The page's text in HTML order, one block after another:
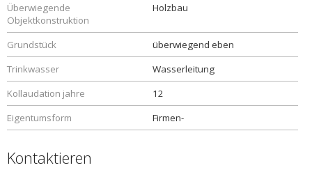
Überwiegende
Objektkonstruktion
Holzbau
Grundstück
überwiegend eben
Trinkwasser
Wasserleitung
Kollaudation jahre
12
Eigentumsform
Firmen-
Kontaktieren